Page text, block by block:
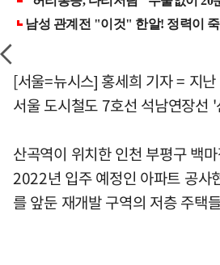
[서울=뉴시스] 홍세희 기자 = 지
서울 도시철도 7호선 석남연장선
산곡역이 위치한 인천 부평구 백
2022년 입주 예정인 아파트 공사
를 앞둔 재개발 구역의 저층 주택